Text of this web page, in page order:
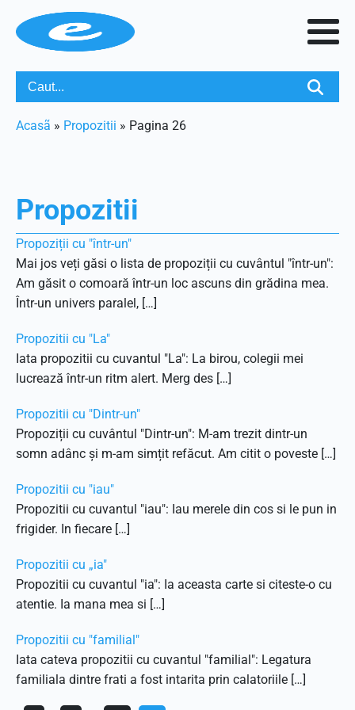
Acasã » Propozitii » Pagina 26
Propozitii
Propoziții cu "într-un"
Mai jos veți găsi o lista de propoziții cu cuvântul "într-un":
Am găsit o comoară într-un loc ascuns din grădina mea.
Într-un univers paralel, […]
Propozitii cu "La"
Iata propozitii cu cuvantul "La": La birou, colegii mei
lucrează într-un ritm alert. Merg des […]
Propozitii cu "Dintr-un"
Propoziții cu cuvântul "Dintr-un": M-am trezit dintr-un
somn adânc și m-am simțit refăcut. Am citit o poveste […]
Propozitii cu "iau"
Propozitii cu cuvantul "iau": Iau merele din cos si le pun in
frigider. In fiecare […]
Propozitii cu „ia"
Propozitii cu cuvantul "ia": Ia aceasta carte si citeste-o cu
atentie. Ia mana mea si […]
Propozitii cu "familial"
Iata cateva propozitii cu cuvantul "familial": Legatura
familiala dintre frati a fost intarita prin calatoriile […]